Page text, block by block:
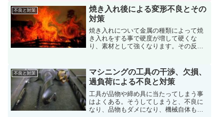
ス不良の内容不良の原因不良の対策１
Φ10キリの穴がΦ10.5...
不良と対策
焼き入れ後による変形不良とその
対策
焼き入れについて金属の種類によって焼
き入れをする事で硬度が増して硬くな
り、素材として強くなります。その反
げは焼き入れ後にするのが一般的です。
焼き入れ変形と対策焼き入れを...
不良と対策
マシニングの工具の干渉、欠損、
過負荷による不良と対策
工具が品物や締め具に当たってしまう事
はよくある。そうしてしまうと、不良に
なり、品物もダメになり、機械自体も故